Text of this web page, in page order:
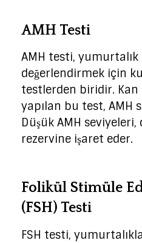
AMH Testi
AMH testi,
değerlendirmek için
testlerden biridir. Kan
yapılan bu test, AMH
Düşük AMH
rezervine işaret eder.
Folikül Stimüle
(FSH) Testi
FSH testi,